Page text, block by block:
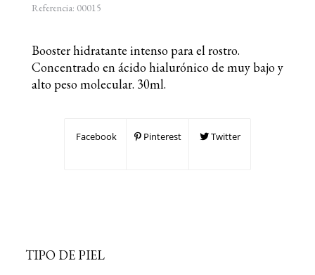
Referencia: 00015
Booster hidratante intenso para el rostro.
Concentrado en ácido hialurónico de muy bajo y
alto peso molecular. 30ml.
Facebook Pinterest Twitter
TIPO DE PIEL